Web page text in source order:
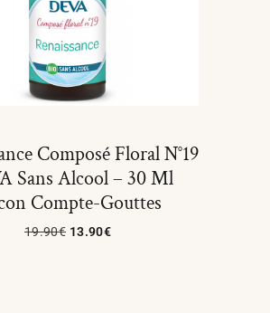
Composé Floral N°19
Sans Alcool – 30 Ml
Compte-Gouttes
19.90€ 13.90€